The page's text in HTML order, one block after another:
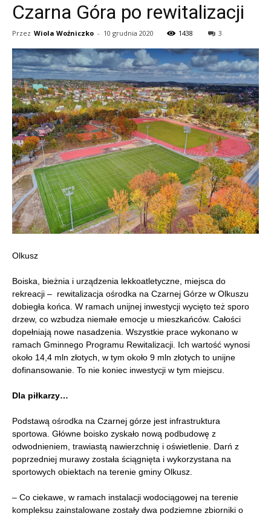
Czarna Góra po rewitalizacji
Przez Wiola Woźniczko - 10 grudnia 2020 1438 3
Olkusz
Boiska, bieżnia i urządzenia lekkoatletyczne, miejsca do
rekreacji – rewitalizacja ośrodka na Czarnej Górze w Olkuszu
dobiegła końca. W ramach unijnej inwestycji wycięto też sporo
drzew, co wzbudza niemałe emocje u mieszkańców. Całości
dopełniają nowe nasadzenia. Wszystkie prace wykonano w
ramach Gminnego Programu Rewitalizacji. Ich wartość wynosi
około 14,4 mln złotych, w tym około 9 mln złotych to unijne
dofinansowanie. To nie koniec inwestycji w tym miejscu.
Dla piłkarzy…
Podstawą ośrodka na Czarnej górze jest infrastruktura
sportowa. Główne boisko zyskało nową podbudowę z
odwodnieniem, trawiastą nawierzchnię i oświetlenie. Darń z
poprzedniej murawy została ściągnięta i wykorzystana na
sportowych obiektach na terenie gminy Olkusz.
– Co ciekawe, w ramach instalacji wodociągowej na terenie
kompleksu zainstalowane zostały dwa podziemne zbiorniki o